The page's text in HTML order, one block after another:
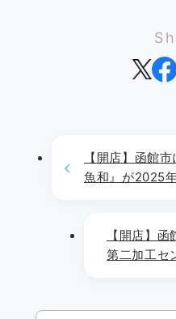
【開店】函館
魚和』が2025
【開店】
第二加工セ